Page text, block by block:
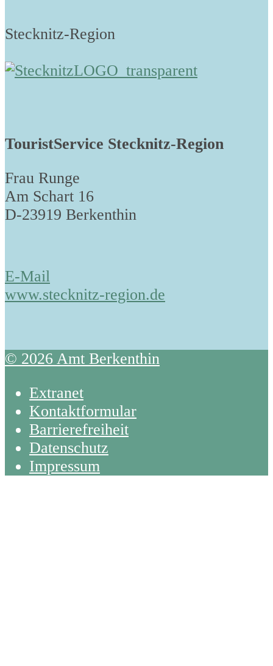
Stecknitz-Region
TouristService Stecknitz-Region
Frau Runge
Am Schart 16
D-23919 Berkenthin
E-Mail
www.stecknitz-region.de
© 2026 Amt Berkenthin
Extranet
Kontaktformular
Barrierefreiheit
Datenschutz
Impressum